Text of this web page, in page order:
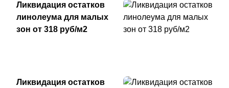
Ликвидация остатков
линолеума для малых
зон от 318 руб/м2
Ликвидация остатков